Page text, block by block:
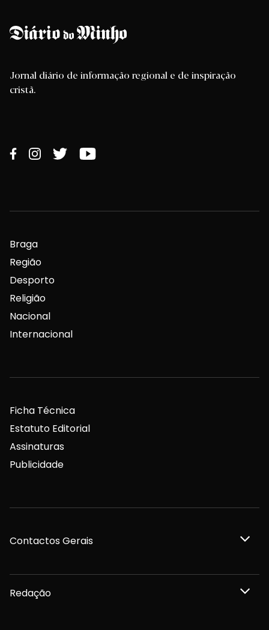
Jornal diário de informação regional e de inspiração
cristã.
Braga
Região
Desporto
Religião
Nacional
Internacional
Ficha Técnica
Estatuto Editorial
Assinaturas
Publicidade
Contactos Gerais
Redação